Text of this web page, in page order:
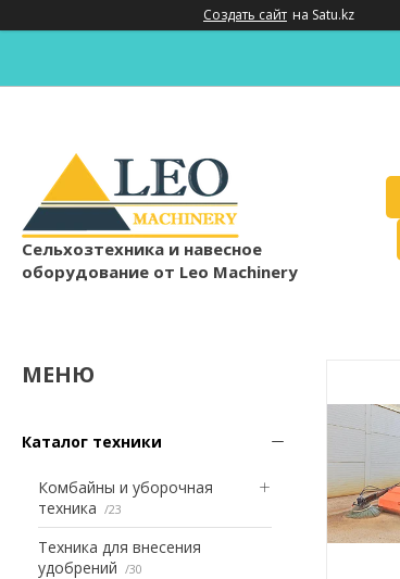
Создать сайт на Satu.kz
Cельхозтехника и навесное
оборудование от Leo Machinery
Каталог техники
Комбайны и уборочная
техника
23
Техника для внесения
удобрений
30